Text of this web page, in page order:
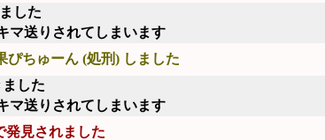
した
マ送りされてしまいます
ぴちゅーん (処刑) しました
した
マ送りされてしまいます
発見されました